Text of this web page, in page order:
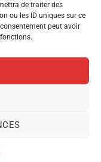
de traiter des
ou les ID uniques sur ce
peut avoir